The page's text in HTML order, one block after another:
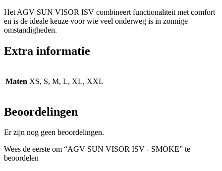
Het AGV SUN VISOR ISV combineert functionaliteit met comfort
en is de ideale keuze voor wie veel onderweg is in zonnige
omstandigheden.
Extra informatie
Maten XS, S, M, L, XL, XXL
Beoordelingen
Er zijn nog geen beoordelingen.
Wees de eerste om “AGV SUN VISOR ISV - SMOKE” te
beoordelen